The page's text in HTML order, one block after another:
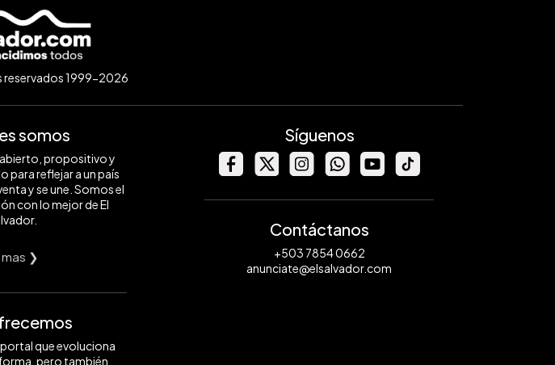
reservados 1999-2026
somos
propositivo y
para reflejar a un país
y se une. Somos el
con lo mejor de El
mas ❯
que evoluciona
pero también
Síguenos
Contáctanos
+503 7854 0662
anunciate@elsalvador.com